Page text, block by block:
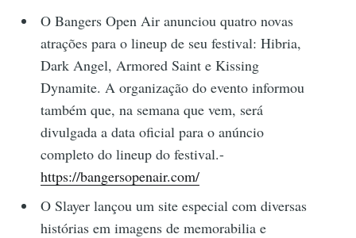
O Bangers Open Air anunciou quatro novas
atrações para o lineup de seu festival: Hibria,
Dark Angel, Armored Saint e Kissing
Dynamite. A organização do evento informou
também que, na semana que vem, será
divulgada a data oficial para o anúncio
completo do lineup do festival.-
https://bangersopenair.com/
O Slayer lançou um site especial com diversas
histórias em imagens de memorabilia e